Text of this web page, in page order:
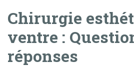
Chirurgie
ventre :
réponses